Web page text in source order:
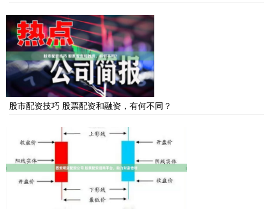
股市配资技巧 股票配资和融资，有何不同？